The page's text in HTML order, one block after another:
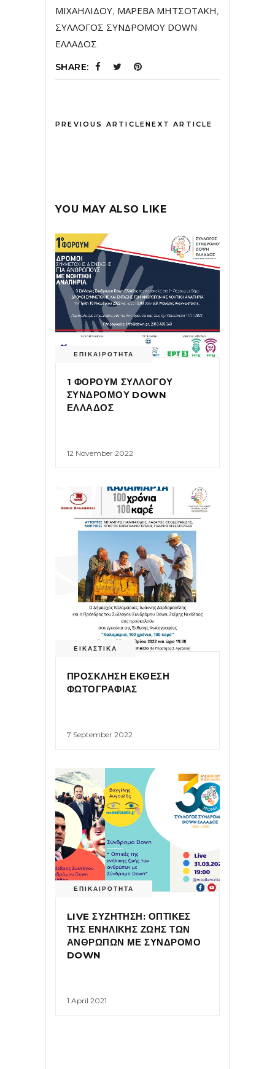
ΜΙΧΑΗΛΙΔΟΥ, ΜΑΡΕΒΑ ΜΗΤΣΟΤΑΚΗ,
ΣΥΛΛΟΓΟΣ ΣΥΝΔΡΟΜΟΥ DOWN
ΕΛΛΑΔΟΣ
SHARE:
PREVIOUS ARTICLENEXT ARTICLE
YOU MAY ALSO LIKE
ΕΠΙΚΑΙΡΟΤΗΤΑ
1 ΦΟΡΟΥΜ ΣΥΛΛΟΓΟΥ
ΣΥΝΔΡΟΜΟΥ DOWN
ΕΛΛΑΔΟΣ
12 November 2022
ΕΙΚΑΣΤΙΚΑ
ΠΡΟΣΚΛΗΣΗ ΕΚΘΕΣΗ
ΦΩΤΟΓΡΑΦΙΑΣ
7 September 2022
ΕΠΙΚΑΙΡΟΤΗΤΑ
LIVE ΣΥΖΗΤΗΣΗ: ΟΠΤΙΚΕΣ
ΤΗΣ ΕΝΗΛΙΚΗΣ ΖΩΗΣ ΤΩΝ
ΑΝΘΡΩΠΩΝ ΜΕ ΣΥΝΔΡΟΜΟ
DOWN
1 April 2021